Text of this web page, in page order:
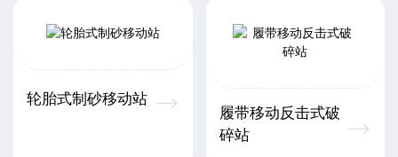
轮胎式制砂移动站
履带移动反击式破
碎站